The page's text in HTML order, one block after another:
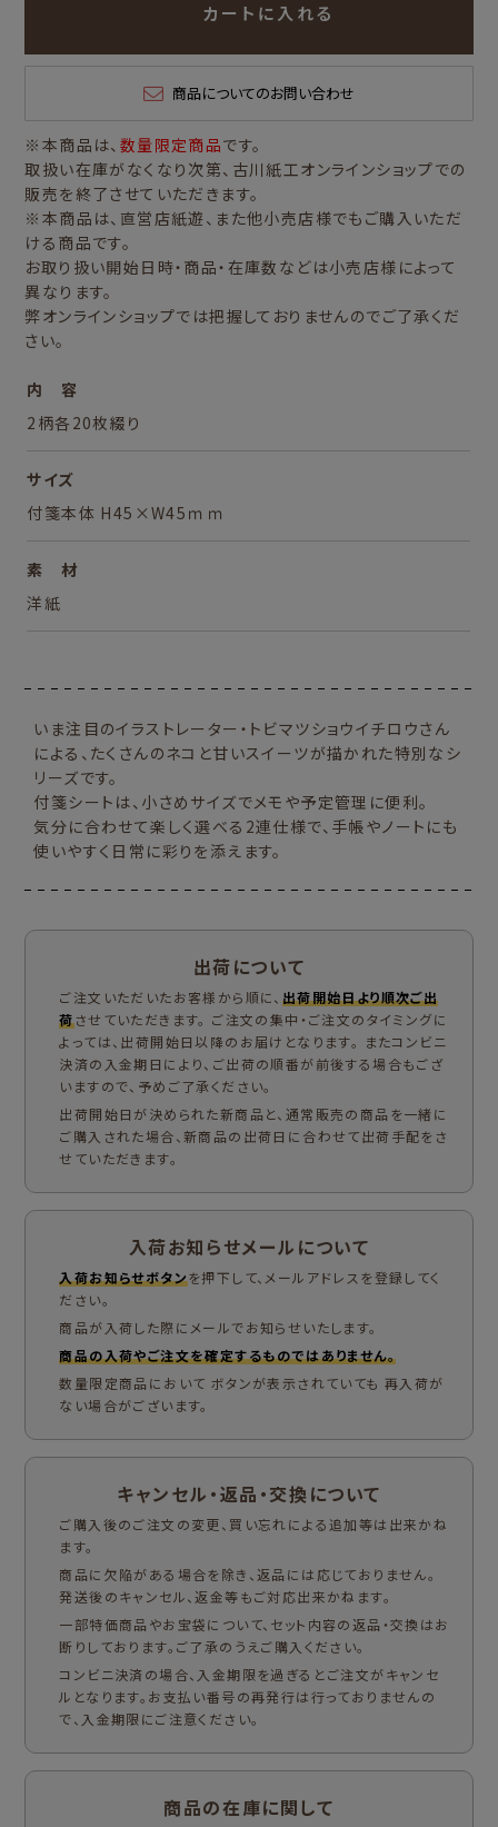
カートに入れる
商品についてのお問い合わせ
※本商品は、 数量限定商品です。
取扱い在庫がなくなり次第、古川紙工オンラインショップでの
販売を終了させていただきます。
※本商品は、直営店紙遊、また他小売店様でもご購入いただ
ける商品です。
お取り扱い開始日時・商品・在庫数などは小売店様によって
異なります。
弊オンラインショップでは把握しておりませんのでご了承くだ
さい。
内 容
2柄各20枚綴り
サイズ
付箋本体 H45×W45ｍｍ
素 材
洋紙
いま注目のイラストレーター・トビマツショウイチロウさん
による、たくさんのネコと甘いスイーツが描かれた特別なシ
リーズです。
付箋シートは、小さめサイズでメモや予定管理に便利。
気分に合わせて楽しく選べる2連仕様で、手帳やノートにも
使いやすく日常に彩りを添えます。
出荷について
ご注文いただいたお客様から順に、 出荷開始日より順次ご出
荷させていただきます。 ご注文の集中・ご注文のタイミングに
よっては、出荷開始日以降のお届けとなります。 またコンビニ
決済の入金期日により、ご出荷の順番が前後する場合もござ
いますので、予めご了承ください。
出荷開始日が決められた新商品と、通常販売の商品を一緒に
ご購入された場合、新商品の出荷日に合わせて出荷手配をさ
せていただきます。
入荷お知らせメールについて
入荷お知らせボタンを押下して、メールアドレスを登録してく
ださい。
商品が入荷した際にメールでお知らせいたします。
商品の入荷やご注文を確定するものではありません。
数量限定商品において ボタンが表示されていても 再入荷が
ない場合がございます。
キャンセル・返品・交換について
ご購入後のご注文の変更、買い忘れによる追加等は出来かね
ます。
商品に欠陥がある場合を除き、返品には応じておりません。
発送後のキャンセル、返金等もご対応出来かねます。
一部特価商品やお宝袋について、セット内容の返品・交換はお
断りしております。ご了承のうえご購入ください。
コンビニ決済の場合、入金期限を過ぎるとご注文がキャンセ
ルとなります。お支払い番号の再発行は行っておりませんの
で、入金期限にご注意ください。
商品の在庫に関して